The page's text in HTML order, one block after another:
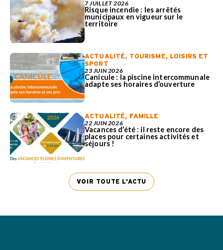
7 JUILLET 2026
Risque incendie : les arrêtés
municipaux en vigueur sur le
territoire
ACTUALITÉ, TOURISME, LOISIRS ET
SPORT
23 JUIN 2026
Canicule : la piscine intercommunale
adapte ses horaires d’ouverture
ACTUALITÉ, FAMILLE
22 JUIN 2026
Vacances d’été : il reste encore des
places pour certaines activités et
séjours !
VOIR TOUTE L'ACTU